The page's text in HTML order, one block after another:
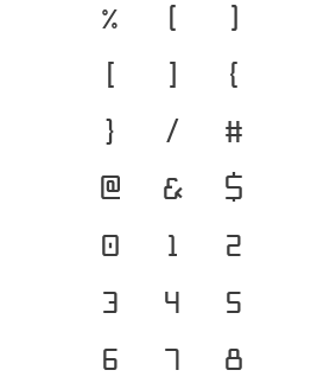
%
(
)
[
]
{
}
/
#
@
&
$
0
1
2
3
4
5
6
7
8